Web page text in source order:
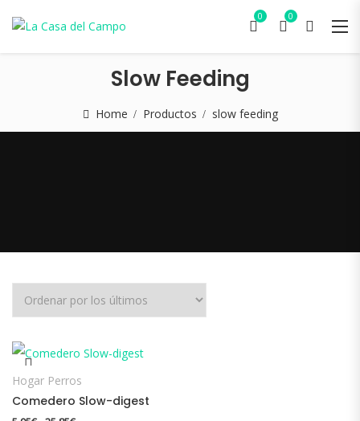
0 0
Slow Feeding
Home Productos slow feeding
Hogar Perros
Comedero Slow-digest